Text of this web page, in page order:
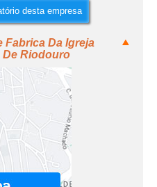
desta empresa
Fabrica Da Igreja
De Riodouro